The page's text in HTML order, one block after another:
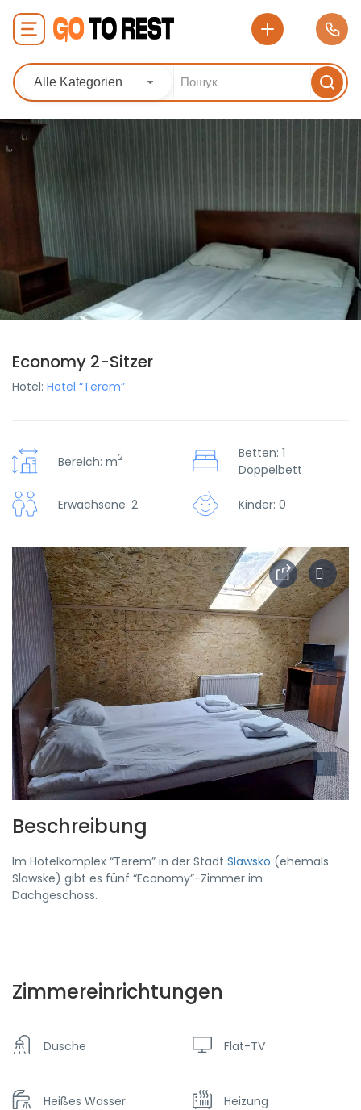
Alle Kategorien
Economy 2-Sitzer
Hotel: Hotel “Terem”
Bereich: m2
Betten: 1
Doppelbett
Erwachsene: 2 Kinder: 0
Beschreibung
Im Hotelkomplex “Terem” in der Stadt Slawsko (ehemals
Slawske) gibt es fünf “Economy”-Zimmer im
Dachgeschoss.
Zimmereinrichtungen
Dusche Flat-TV
Heißes Wasser Heizung